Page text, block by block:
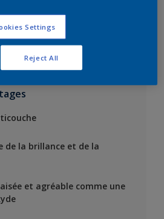
de la brillance et de la
et agréable comme une
Settings
Reject All